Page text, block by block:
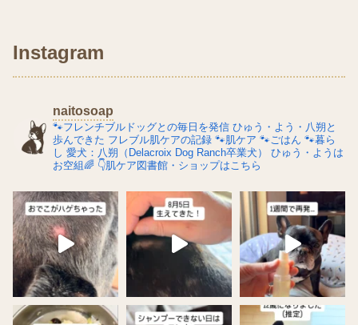
Instagram
naitosoap
🐾フレンチブルドッグとの毎日を発信 ひゅう・よう・八朔と
歩んできた フレブル肌ケアの記録 🐾肌ケア 🐾ごはん 🐾暮ら
し 愛犬：八朔（Delacroix Dog Ranch卒業犬）
ひゅう・ようは
お空組🌈 👇肌ケア図書館・ショップはこちら